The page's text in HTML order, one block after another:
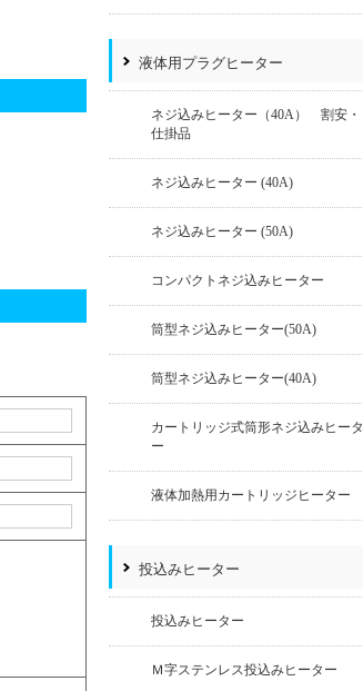
液体用プラグヒーター
ネジ込みヒーター（40A） 割安・
仕掛品
ネジ込みヒーター (40A)
ネジ込みヒーター (50A)
コンパクトネジ込みヒーター
筒型ネジ込みヒーター(50A)
筒型ネジ込みヒーター(40A)
カートリッジ式筒形ネジ込みヒータ
ー
液体加熱用カートリッジヒーター
投込みヒーター
投込みヒーター
Ｍ字ステンレス投込みヒーター